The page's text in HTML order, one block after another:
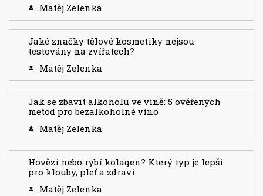
Matěj Zelenka
Jaké značky tělové kosmetiky nejsou
testovány na zvířatech?
Matěj Zelenka
Jak se zbavit alkoholu ve víně: 5 ověřených
metod pro bezalkoholné víno
Matěj Zelenka
Hovězí nebo rybí kolagen? Který typ je lepší
pro klouby, pleť a zdraví
Matěj Zelenka